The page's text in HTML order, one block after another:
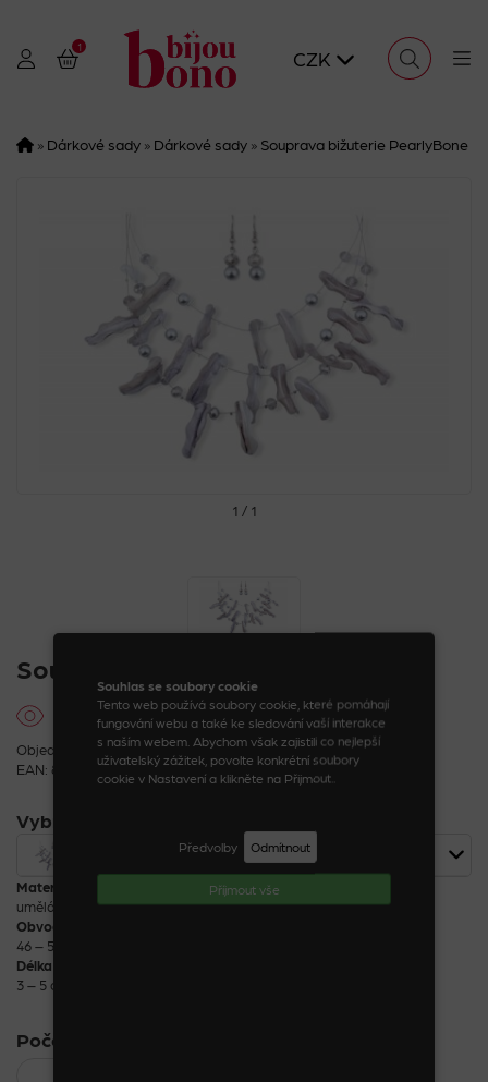
Souhlas se soubory cookie
Tento web používá soubory cookie, které pomáhají
fungování webu a také ke sledování vaší interakce
s naším webem. Abychom však zajistili co nejlepší
uživatelský zážitek, povolte konkrétní soubory
cookie v Nastavení a klikněte na Přijmout..
Předvolby Odmítnout
Příjmout vše
1
CZK
» Dárkové sady» Dárkové sady» Souprava bižuterie PearlyBone
1 / 1
Souprava bižuterie PearlyBone
Objednací kód: 19003_3_1
EAN: 8590888190037
Vybrat variantu
Souprava bižuterie PearlyBone šedá
Materiál
umělá hmota, nickel free PE
Obvod
46 – 50 cm
Délka náušnic
3 – 5 cm
Počet kusů: